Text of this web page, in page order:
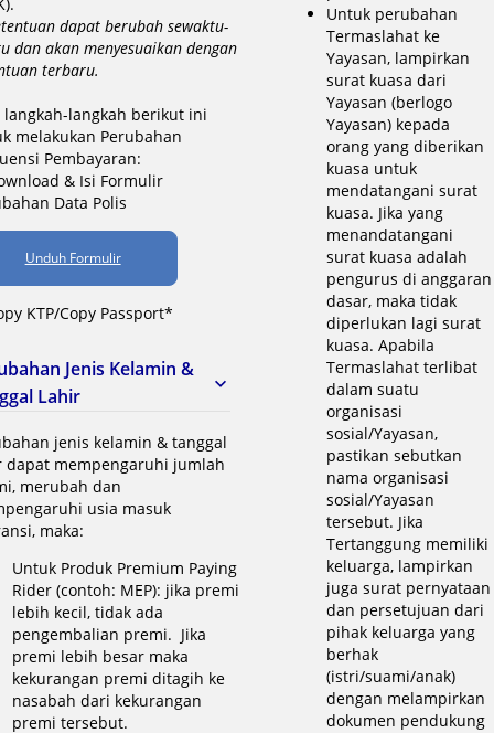
dapat berubah sewaktu-
dan akan menyesuaikan dengan
terbaru.
langkah-langkah berikut ini
melakukan Perubahan
Pembayaran:
& Isi Formulir
Data Polis
Unduh Formulir
KTP/Copy Passport*
Jenis Kelamin &
Lahir
jenis kelamin & tanggal
dapat mempengaruhi jumlah
merubah dan
usia masuk
maka:
Untuk Produk Premium Paying
Rider (contoh: MEP): jika premi
lebih kecil, tidak ada
pengembalian premi. Jika
premi lebih besar maka
kekurangan premi ditagih ke
nasabah dari kekurangan
premi tersebut.
Untuk perubahan
Termaslahat ke
Yayasan, lampirkan
surat kuasa dari
Yayasan (berlogo
Yayasan) kepada
orang yang diberikan
kuasa untuk
mendatangani surat
kuasa. Jika yang
menandatangani
surat kuasa adalah
pengurus di anggaran
dasar, maka tidak
diperlukan lagi surat
kuasa. Apabila
Termaslahat terlibat
dalam suatu
organisasi
sosial/Yayasan,
pastikan sebutkan
nama organisasi
sosial/Yayasan
tersebut. Jika
Tertanggung memiliki
keluarga, lampirkan
juga surat pernyataan
dan persetujuan dari
pihak keluarga yang
berhak
(istri/suami/anak)
dengan melampirkan
dokumen pendukung